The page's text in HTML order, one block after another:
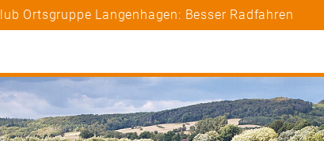
Ortsgruppe Langenhagen: Besser Radfahren